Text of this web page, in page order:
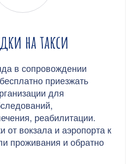
на такси
в сопровождении
приезжать
для
реабилитации.
от вокзала и аэропорта к
проживания и обратно